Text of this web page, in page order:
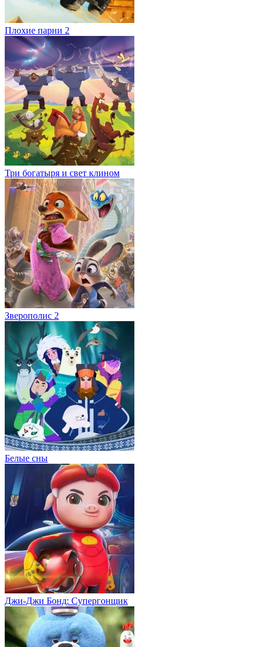
Плохие парни 2
Три богатыря и свет клином
Зверополис 2
Белые сны
Джи-Джи Бонд: Супергонщик